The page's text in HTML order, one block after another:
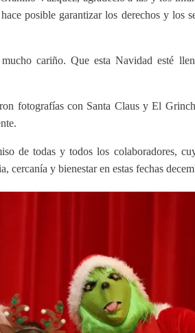
posible garantizar los derechos y los
cariño. Que esta Navidad esté
fotografías con Santa Claus y El
de todas y todos los colaboradores,
y bienestar en estas fechas